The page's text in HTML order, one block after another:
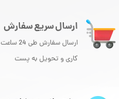
ارسال سریع سفارش
ارسال سفارش طی 24 ساعت
کاری و تحویل به پست